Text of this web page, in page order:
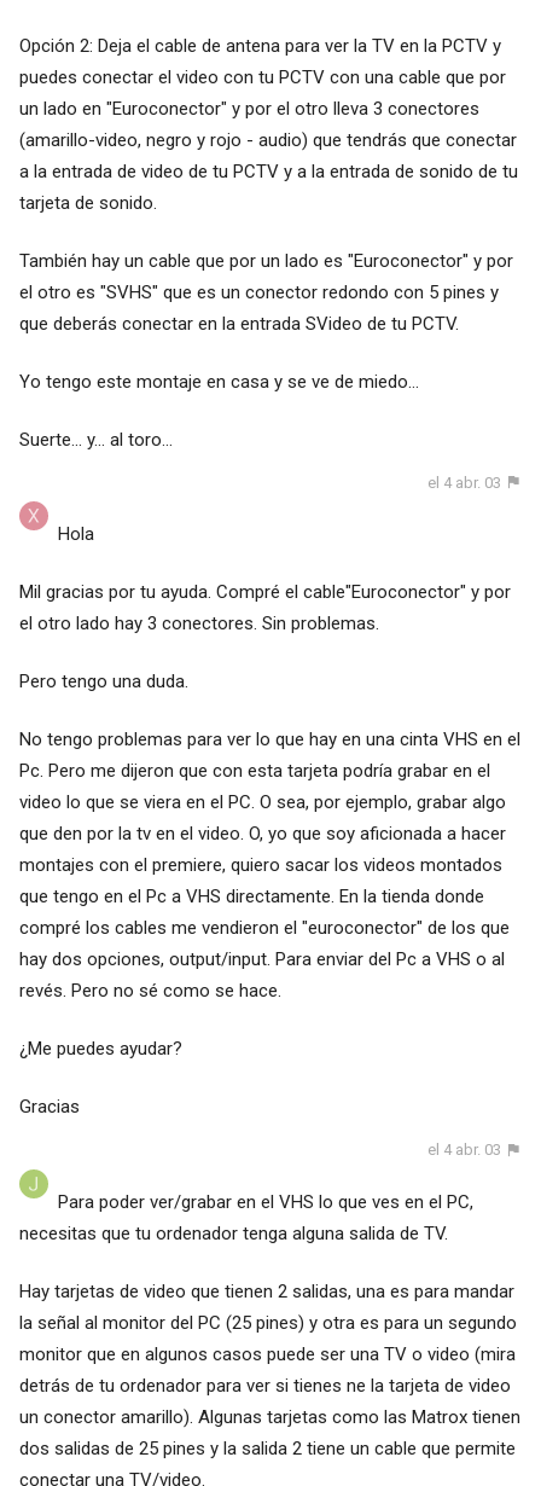
Opción 2: Deja el cable de antena para ver la TV en la PCTV y
puedes conectar el video con tu PCTV con una cable que por
un lado en "Euroconector" y por el otro lleva 3 conectores
(amarillo-video, negro y rojo - audio) que tendrás que conectar
a la entrada de video de tu PCTV y a la entrada de sonido de tu
tarjeta de sonido.
También hay un cable que por un lado es "Euroconector" y por
el otro es "SVHS" que es un conector redondo con 5 pines y
que deberás conectar en la entrada SVideo de tu PCTV.
Yo tengo este montaje en casa y se ve de miedo...
Suerte... y... al toro...
el 4 abr. 03
Hola
Mil gracias por tu ayuda. Compré el cable"Euroconector" y por
el otro lado hay 3 conectores. Sin problemas.
Pero tengo una duda.
No tengo problemas para ver lo que hay en una cinta VHS en el
Pc. Pero me dijeron que con esta tarjeta podría grabar en el
video lo que se viera en el PC. O sea, por ejemplo, grabar algo
que den por la tv en el video. O, yo que soy aficionada a hacer
montajes con el premiere, quiero sacar los videos montados
que tengo en el Pc a VHS directamente. En la tienda donde
compré los cables me vendieron el "euroconector" de los que
hay dos opciones, output/input. Para enviar del Pc a VHS o al
revés. Pero no sé como se hace.
¿Me puedes ayudar?
Gracias
el 4 abr. 03
Para poder ver/grabar en el VHS lo que ves en el PC,
necesitas que tu ordenador tenga alguna salida de TV.
Hay tarjetas de video que tienen 2 salidas, una es para mandar
la señal al monitor del PC (25 pines) y otra es para un segundo
monitor que en algunos casos puede ser una TV o video (mira
detrás de tu ordenador para ver si tienes ne la tarjeta de video
un conector amarillo). Algunas tarjetas como las Matrox tienen
dos salidas de 25 pines y la salida 2 tiene un cable que permite
conectar una TV/video.